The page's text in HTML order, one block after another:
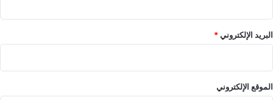
البريد الإلكتروني*
الموقع الإلكتروني